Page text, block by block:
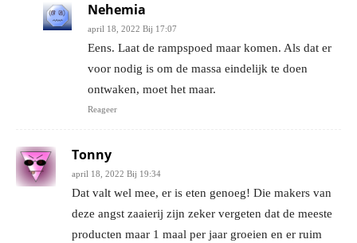
Nehemia
april 18, 2022 Bij 17:07
Eens. Laat de rampspoed maar komen. Als dat er
voor nodig is om de massa eindelijk te doen
ontwaken, moet het maar.
Reageer
Tonny
april 18, 2022 Bij 19:34
Dat valt wel mee, er is eten genoeg! Die makers van
deze angst zaaierij zijn zeker vergeten dat de meeste
producten maar 1 maal per jaar groeien en er ruim